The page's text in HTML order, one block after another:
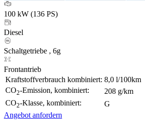
100 kW (136 PS)
Diesel
Schaltgetriebe , 6g
Frontantrieb
Kraftstoffverbrauch kombiniert: 8,0 l/100km
CO2-Emission, kombiniert:
208 g/km
CO2-Klasse, kombiniert:
G
Angebot anfordern